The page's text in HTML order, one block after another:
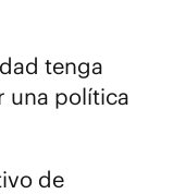
tenga
una política
de